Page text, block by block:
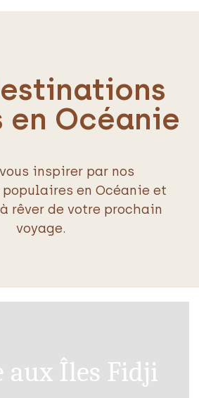
en Océanie
inspirer par nos
en Océanie et
rêver de votre prochain
voyage.
aux Îles Fidji